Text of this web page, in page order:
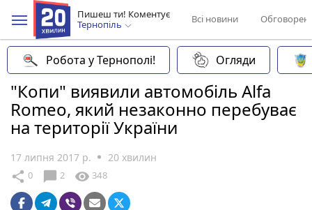
Пишеш ти! Коментує
Тернопіль
Всі новини
Робота у Тернополі! Огляди
"Копи" виявили автомобіль Alfa
Romeo, який незаконно перебуває
на території України
17 липня 2017 р. 20 хвилин
share 0 chat_bubble 2 visibility 348